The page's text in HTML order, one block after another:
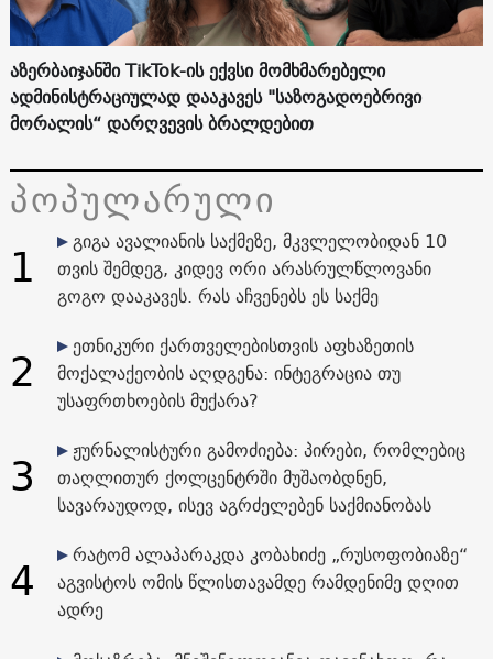
აზერბაიჯანში TikTok-ის ექვსი მომხმარებელი
ადმინისტრაციულად დააკავეს "საზოგადოებრივი
მორალის“ დარღვევის ბრალდებით
პოპულარული
1
გიგა ავალიანის საქმეზე, მკვლელობიდან 10
თვის შემდეგ, კიდევ ორი არასრულწლოვანი
გოგო დააკავეს. რას აჩვენებს ეს საქმე
2
ეთნიკური ქართველებისთვის აფხაზეთის
მოქალაქეობის აღდგენა: ინტეგრაცია თუ
უსაფრთხოების მუქარა?
3
ჟურნალისტური გამოძიება: პირები, რომლებიც
თაღლითურ ქოლცენტრში მუშაობდნენ,
სავარაუდოდ, ისევ აგრძელებენ საქმიანობას
4
რატომ ალაპარაკდა კობახიძე „რუსოფობიაზე“
აგვისტოს ომის წლისთავამდე რამდენიმე დღით
ადრე